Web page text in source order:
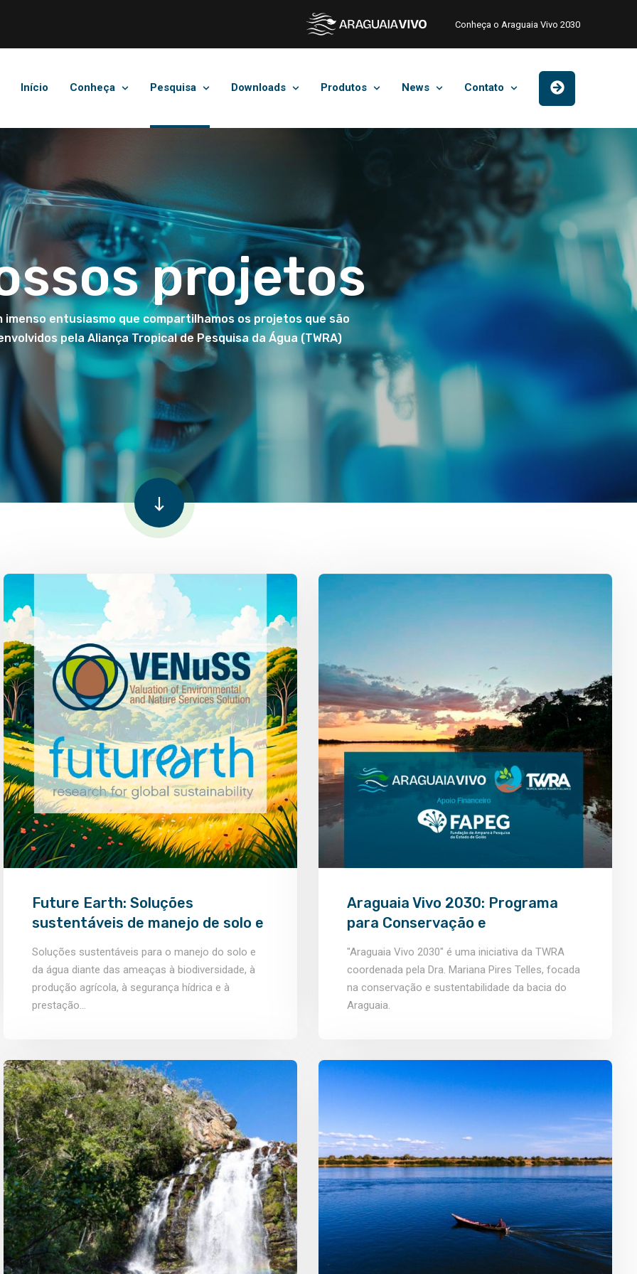
Conheça o Araguaia Vivo 2030
Início Conheça Pesquisa Downloads Produtos News Contato
projetos
imenso entusiasmo que compartilhamos os projetos que são
pela Aliança Tropical de Pesquisa da Água (TWRA)
Future Earth: Soluções
sustentáveis de manejo de solo e
Soluções sustentáveis para o manejo do solo e
da água diante das ameaças à biodiversidade, à
produção agrícola, à segurança hídrica e à
prestação...
Araguaia Vivo 2030: Programa
para Conservação e
"Araguaia Vivo 2030" é uma iniciativa da TWRA
coordenada pela Dra. Mariana Pires Telles, focada
na conservação e sustentabilidade da bacia do
Araguaia.